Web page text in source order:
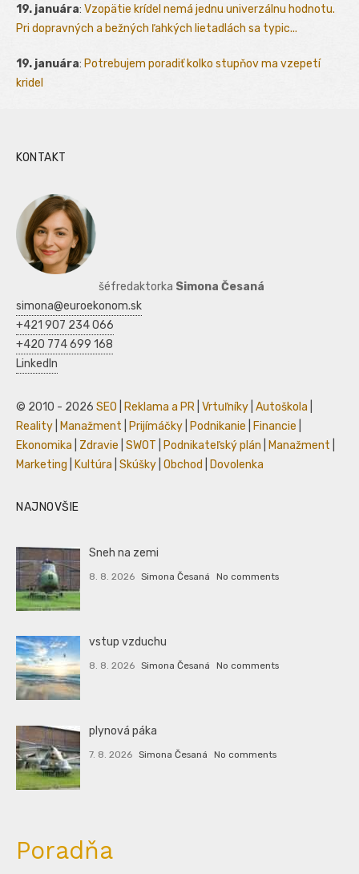
19. januára: Vzopätie krídel nemá jednu univerzálnu hodnotu.
Pri dopravných a bežných ľahkých lietadlách sa typic...
19. januára: Potrebujem poradiť kolko stupňov ma vzepetí
kridel
KONTAKT
šéfredaktorka Simona Česaná
simona@euroekonom.sk
+421 907 234 066
+420 774 699 168
LinkedIn
© 2010 - 2026 SEO Reklama a PR Vrtuľníky Autoškola
Reality
Manažment Prijímáčky Podnikanie Financie
Ekonomika
Zdravie SWOT Podnikateľský plán Manažment
Marketing
Kultúra Skúšky Obchod Dovolenka
NAJNOVŠIE
Sneh na zemi
8. 8. 2026 Simona Česaná No comments
vstup vzduchu
8. 8. 2026 Simona Česaná No comments
plynová páka
7. 8. 2026 Simona Česaná No comments
Poradňa